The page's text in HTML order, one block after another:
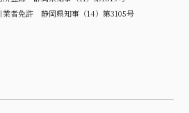
業者免許 静岡県知事（14）第3105号